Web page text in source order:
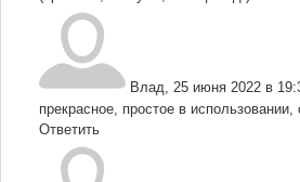
Влад, 25 июня 2022 в
прекрасное, простое в использовании,
Ответить